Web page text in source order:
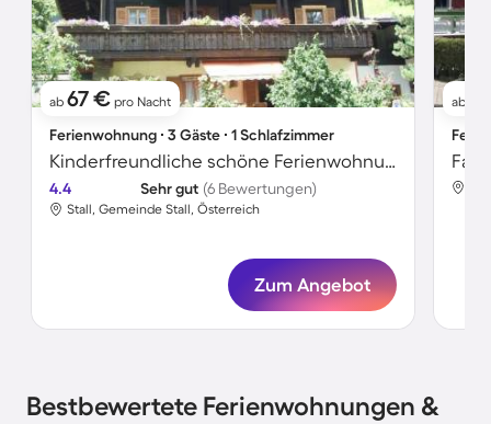
ab 67 € pro Nacht
Ferienwohnung ∙ 3 Gäste ∙ 1 Schlafzimmer
Kinderfreundliche schöne Ferienwohnung mit Garten und Terrasse
4.4 Sehr gut (6 Bewertungen)
Stall, Gemeinde Stall, Österreich
Zum Angebot
ab
Bestbewertete Ferienwohnungen &